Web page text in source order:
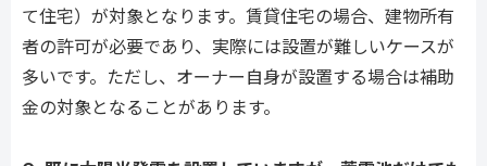
て住宅）が対象となります。賃貸住宅の場合、建物所有
者の許可が必要であり、実際には設置が難しいケースが
多いです。ただし、オーナー自身が設置する場合は補助
金の対象となることがあります。